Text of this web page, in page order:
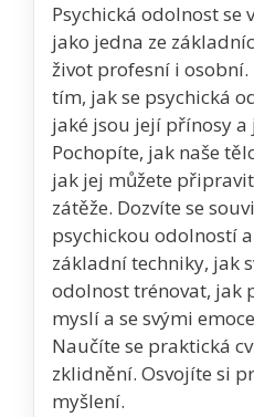
Psychická odolnost se
jako jedna ze
život profesní i osobní.
tím, jak se psychická
jaké jsou její přínosy
Pochopíte, jak naše
jak jej můžete
zátěže. Dozvíte se
psychickou odolností
základní techniky, jak
odolnost trénovat, jak
myslí a se svými
Naučíte se praktická
zklidnění. Osvojíte si
myšlení.